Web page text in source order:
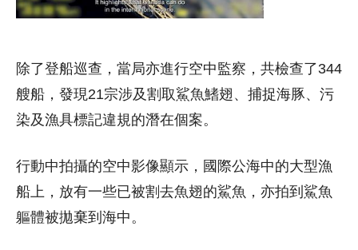
除了登船巡查，當局亦進行空中監察，共檢查了344
艘船，發現21宗涉及割取鯊魚鰭翅、捕捉海豚、污
染及漁具標記違規的潛在個案。
行動中拍攝的空中影像顯示，國際公海中的大型漁
船上，放有一些已被割去魚翅的鯊魚，亦拍到鯊魚
軀體被拋棄到海中。